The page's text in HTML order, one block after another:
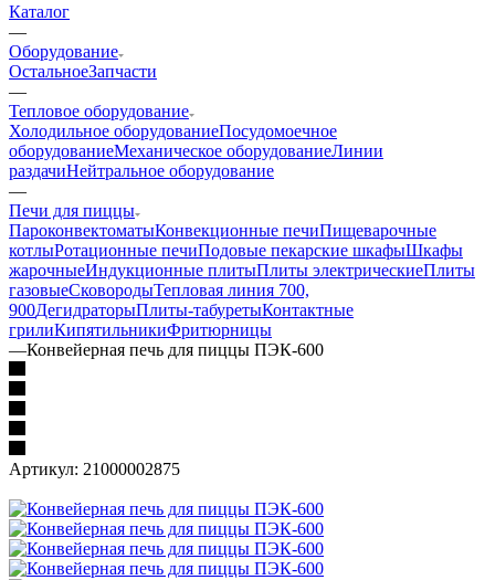
Каталог
—
Оборудование
ОстальноеЗапчасти
—
Тепловое оборудование
Холодильное оборудованиеПосудомоечное
оборудованиеМеханическое оборудованиеЛинии
раздачиНейтральное оборудование
—
Печи для пиццы
ПароконвектоматыКонвекционные печиПищеварочные
котлыРотационные печиПодовые пекарские шкафыШкафы
жарочныеИндукционные плитыПлиты электрическиеПлиты
газовыеСковородыТепловая линия 700,
900ДегидраторыПлиты-табуретыКонтактные
грилиКипятильникиФритюрницы
—Конвейерная печь для пиццы ПЭК-600
Артикул: 21000002875